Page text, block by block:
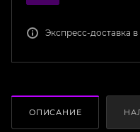
Экспресс-доставка
ОПИСАНИЕ